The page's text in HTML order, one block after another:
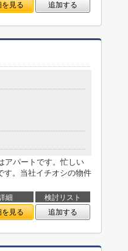
を見る 追加する
アパートです。忙しい
す。当社イチオシの物件
細
検討リスト
を見る 追加する